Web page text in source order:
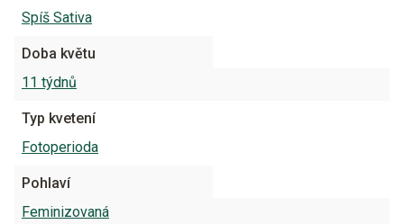
Spíš Sativa
Doba květu
11 týdnů
Typ kvetení
Fotoperioda
Pohlaví
Feminizovaná